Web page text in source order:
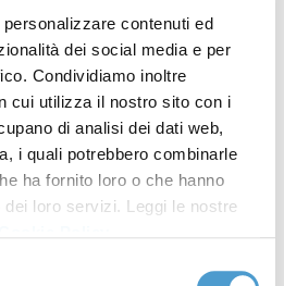
contenuti ed
dei social media e per
Condividiamo inoltre
cui utilizza il nostro sito con i
di analisi dei dati web,
i quali potrebbero combinarle
ha fornito loro o che hanno
loro servizi. Leggi le nostre
30 per quello postale.
indeterminato, ma
gestirla, sempre mediante
ed email, utilizzando
” per annullare i nuovi
rilasciati
iscrizione al servizio;
per cui non intendi